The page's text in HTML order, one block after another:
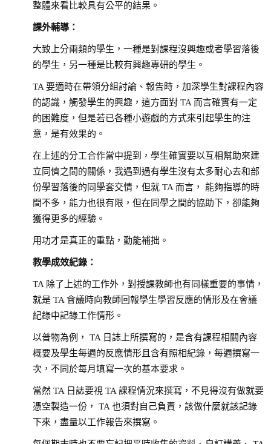
整體來看比較具有公平的結果。
課外輔導：
大致上分兩類的學生，一種是對課程沒興趣或者學習落後
的學生，另一種是比較有興趣專研的學生。
TA 要適時在帶領分組討論、報告時，加深學生對課程內容
的認識，觸發學生的興趣，這方面對 TA 而言確實有一定
的困難度，但是若已各種小遊戲的方式來引起學生的注
意，是有效果的。
在上述的分工合作當中提到，學生確實要以互相幫助來建
立同儕之間的關係，我遇到過有學生沒有太多耐心去和部
份學習落後的同學套交情，但就 TA 而言， 能夠指導的時
間不多，能力也很有限，但在同學之間的協助下，卻能夠
獲得更多的經驗。
用功才是真正的重點，勤能補拙。
教學成效紀錄：
TA 除了上述的工作外，對授課教師也有同樣重要的事情，
就是 TA 會議時向教師回報學生學習反應的情形及在會議
紀錄中記錄工作情形。
以普物為例， TA 日誌上所撰寫的，是含有課程相關內容
概要及學生每週的反應情形且含有照相紀錄，每週撰寫一
次，不同於每月填寫一次的基本要求。
當然 TA 日誌要視 TA 課程情況來撰寫，不見得沒有做就要
憑空製造一份， TA 也須對自己負責，該做什麼就該記錄
下來，盡量以工作報告來撰寫。